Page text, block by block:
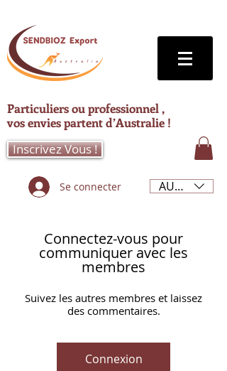
Particuliers ou professionnel ,
vos envies partent d’Australie !
Inscrivez Vous !
Se connecter AUD (AU$)
Connectez-vous pour
communiquer avec les
membres
Suivez les autres membres et laissez
des commentaires.
Connexion